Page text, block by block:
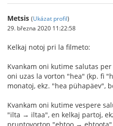
Metsis (Ukázat profil)
29. března 2020 11:22:58
Kelkaj notoj pri la filmeto:
Kvankam oni kutime salutas
oni uzas la vorton "hea" (kp. fi
monatoj, ekz. "hea pühapäev",
Kvankam oni kutime vespere
"ilta → iltaa", en kelkaj partoj,